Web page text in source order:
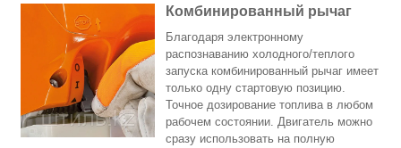
Комбинированный рычаг
Благодаря электронному
распознаванию холодного/теплого
запуска комбинированный рычаг имеет
только одну стартовую позицию.
Точное дозирование топлива в любом
рабочем состоянии. Двигатель можно
сразу использовать на полную